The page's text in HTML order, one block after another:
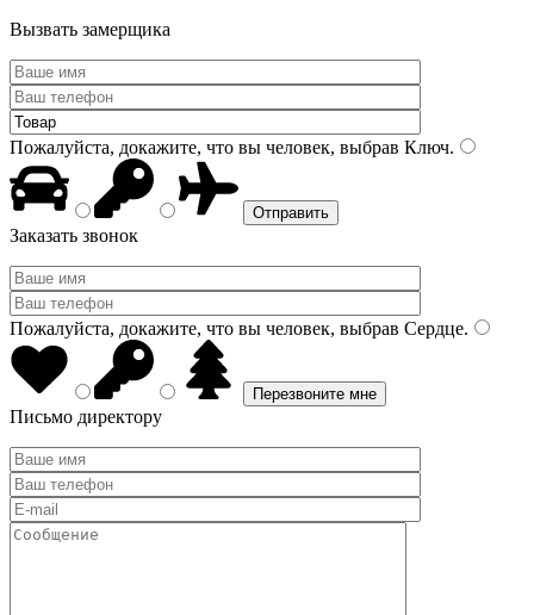
Вызвать замерщика
Пожалуйста, докажите, что вы человек, выбрав Ключ.
Заказать звонок
Пожалуйста, докажите, что вы человек, выбрав Сердце.
Письмо директору